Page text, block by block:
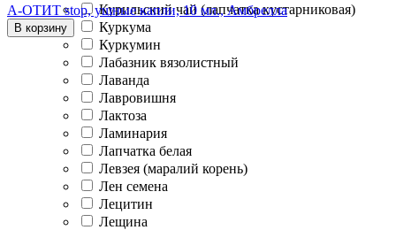
Курильский чай (лапчатка кустарниковая)
Куркума
Куркумин
Лабазник вязолистный
Лаванда
Лавровишня
Лактоза
Ламинария
Лапчатка белая
Левзея (маралий корень)
Лен семена
Лецитин
Лещина
A-ОТИТ stop, ушные капли, 10 мл., Амбрелла
В корзину